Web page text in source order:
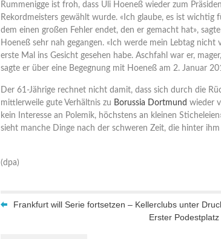
Rummenigge ist froh, dass Uli Hoeneß wieder zum
Rekordmeisters gewählt wurde. «Ich glaube, es ist wichtig
dem einen großen Fehler endet, den er gemacht hat»,
Hoeneß sehr nah gegangen. «Ich werde mein Lebtag nicht
erste Mal ins Gesicht gesehen habe. Aschfahl war er,
sagte er über eine Begegnung mit Hoeneß am 2. Januar
Der 61-Jährige rechnet nicht damit, dass sich durch die
mittlerweile gute Verhältnis zu Borussia Dortmund wieder
kein Interesse an Polemik, höchstens an kleinen
sieht manche Dinge nach der schweren Zeit, die hinter
(dpa)
Frankfurt will Serie fortsetzen – Kellerclubs unter
Erster